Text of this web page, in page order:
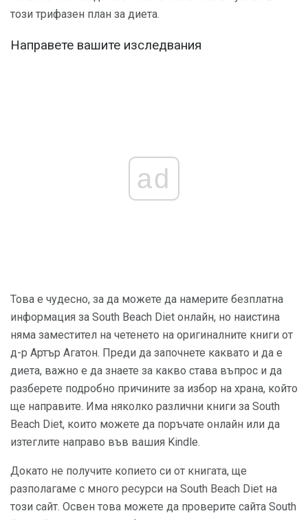
този трифазен план за диета.
Направете вашите изследвания
ad
Това е чудесно, за да можете да намерите безплатна
информация за South Beach Diet онлайн, но наистина
няма заместител на четенето на оригиналните книги от
д-р Артър Агатон. Преди да започнете каквато и да е
диета, важно е да знаете за какво става въпрос и да
разберете подробно причините за избор на храна, който
ще направите. Има няколко различни книги за South
Beach Diet, които можете да поръчате онлайн или да
изтеглите направо във вашия Kindle.
Докато не получите копието си от книгата, ще
разполагаме с много ресурси на South Beach Diet на
този сайт. Освен това можете да проверите сайта South